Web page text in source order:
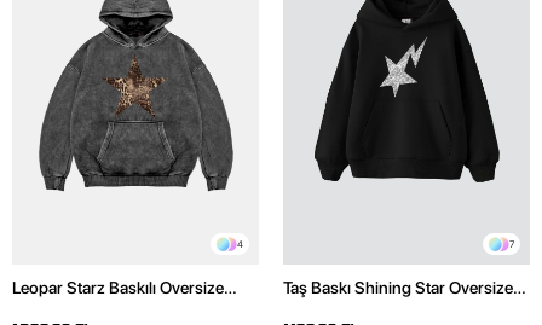
4
Leopar Starz Baskılı Oversize
7
Taş Baskı Shining Star Oversize